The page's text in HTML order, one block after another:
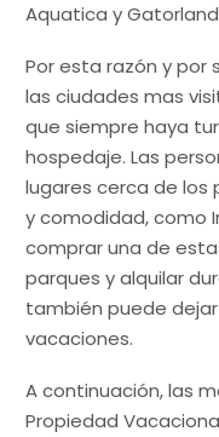
Aquatica y
Por esta razón y por
las ciudades mas
que siempre haya
hospedaje. Las
lugares cerca de los
y comodidad, como
comprar una de
parques y alquilar
también puede
vacaciones.
A continuación, las
Propiedad